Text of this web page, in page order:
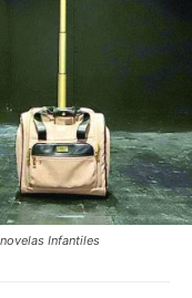
Infantiles